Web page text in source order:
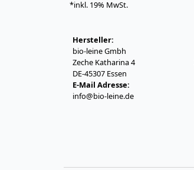
*inkl. 19% MwSt.
Hersteller:
bio-leine Gmbh
Zeche Katharina 4
DE-45307 Essen
E-Mail Adresse:
info@bio-leine.de